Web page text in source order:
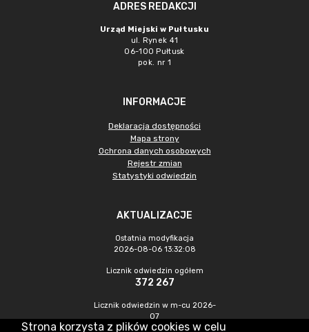
ADRES REDAKCJI
Urząd Miejski w Pułtusku
ul. Rynek 41
06-100 Pułtusk
pok. nr 1
INFORMACJE
Deklaracja dostępności
Mapa strony
Ochrona danych osobowych
Rejestr zmian
Statystyki odwiedzin
AKTUALIZACJE
Ostatnia modyfikacja
2026-08-06 13:32:08
Licznik odwiedzin ogółem
372 267
Licznik odwiedzin w m-cu 2026-
07
971
Strona korzysta z plików cookies w celu